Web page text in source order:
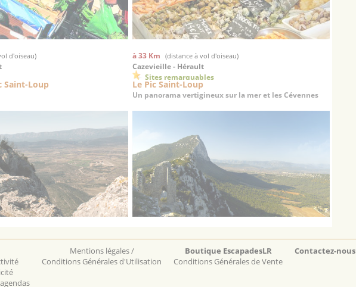
d'oiseau)
Saint-Loup
à 33 Km (distance à vol d'oiseau)
Cazevieille - Hérault
Sites remarquables
Le Pic Saint-Loup
Un panorama vertigineux sur la mer et les Cévennes
Mentions légales /
Conditions Générales d'Utilisation
Boutique EscapadesLR
Conditions Générales de Vente
Contactez-nous